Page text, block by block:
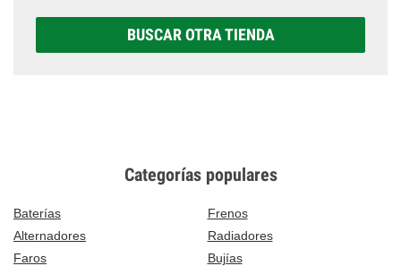
BUSCAR OTRA TIENDA
Categorías populares
Baterías
Frenos
Alternadores
Radiadores
Faros
Bujías